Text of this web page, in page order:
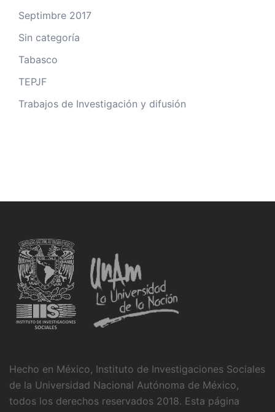
Septimbre 2017
Sin categoría
Tabasco
TEPJF
Trabajos de Investigación y difusión
Hecho en México, Instituto de Investigaciones Sociales
de la Universidad Nacional Autónoma de México,
todos los derechos reservados 2018. Esta página